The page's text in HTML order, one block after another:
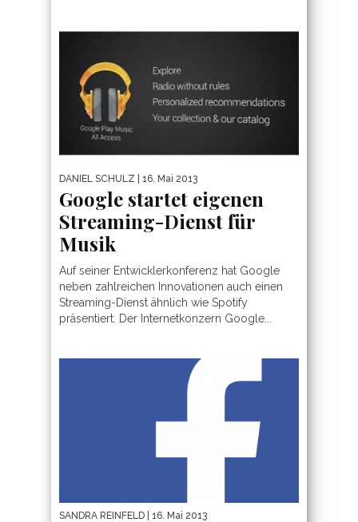
DANIEL SCHULZ | 16. Mai 2013
Google startet eigenen
Streaming-Dienst für
Musik
Auf seiner Entwicklerkonferenz hat Google
neben zahlreichen Innovationen auch einen
Streaming-Dienst ähnlich wie Spotify
präsentiert. Der Internetkonzern Google...
SANDRA REINFELD | 16. Mai 2013